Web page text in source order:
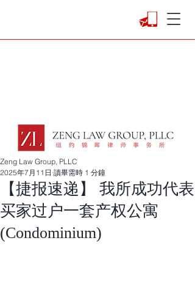
【捷报速递】 我所成功代表
买家过户一套产权公寓
(Condominium)
Zeng Law Group, PLLC
2025年7月11日 讀畢需時 1 分鐘